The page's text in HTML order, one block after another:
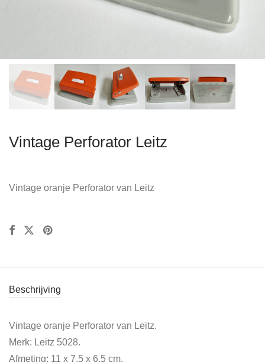
Vintage Perforator Leitz
Vintage oranje Perforator van Leitz
Beschrijving
Vintage oranje Perforator van Leitz.
Merk: Leitz 5028.
Afmeting: 11 x 7,5 x 6,5 cm.